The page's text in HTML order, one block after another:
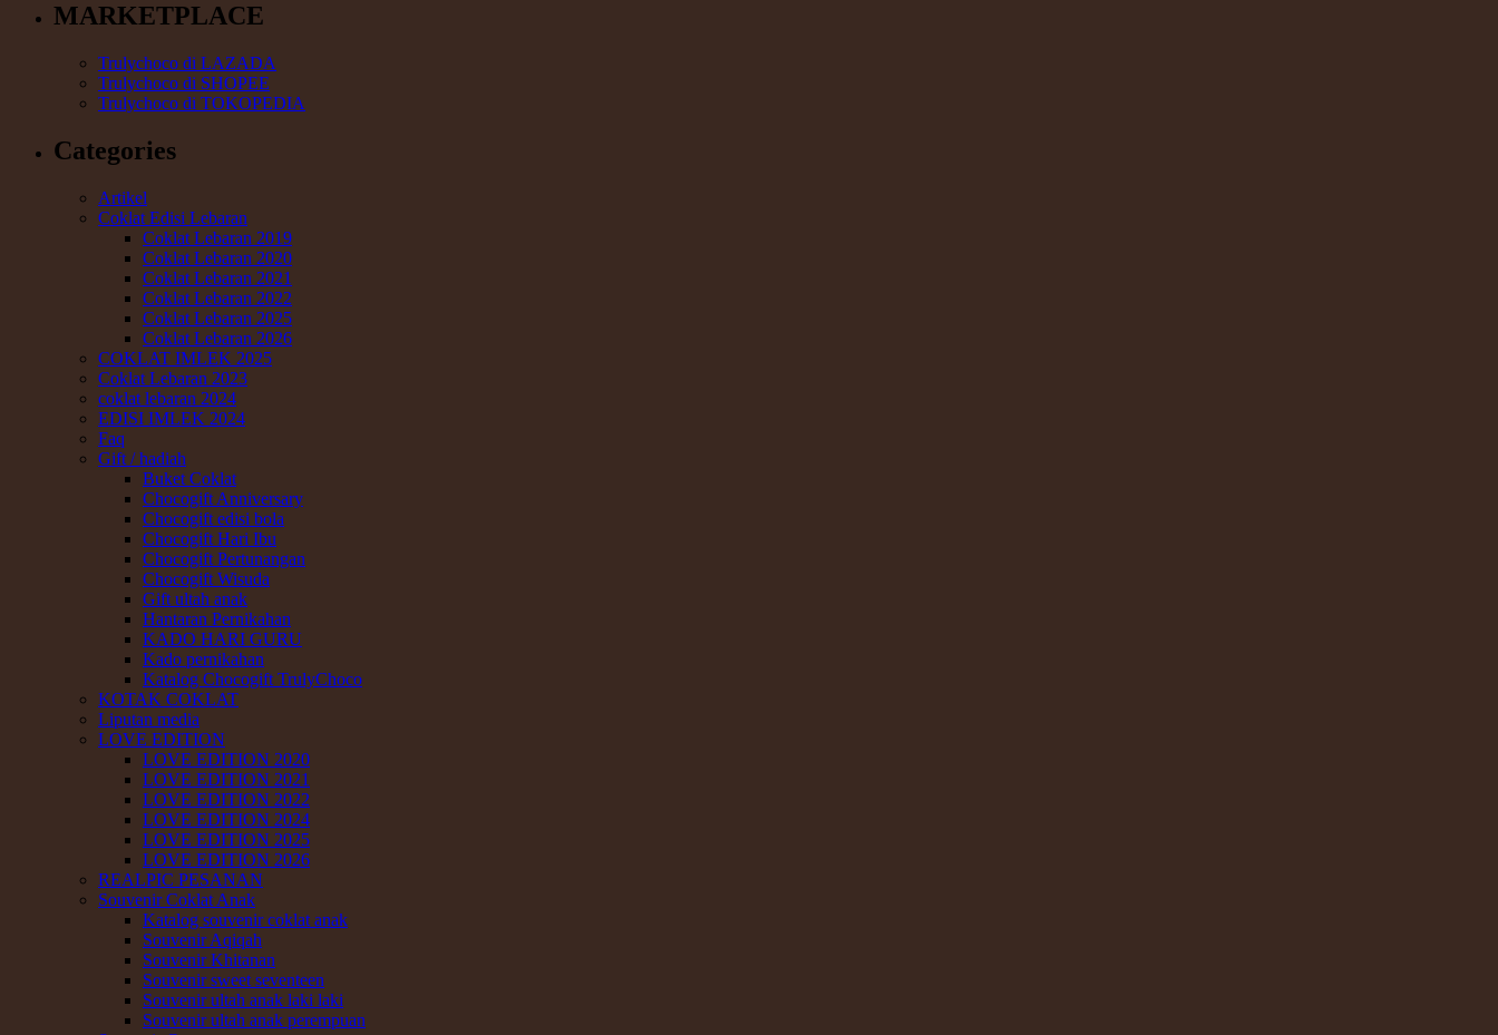
MARKETPLACE
Trulychoco di LAZADA
Trulychoco di SHOPEE
Trulychoco di TOKOPEDIA
Categories
Artikel
Coklat Edisi Lebaran
Coklat Lebaran 2019
Coklat Lebaran 2020
Coklat Lebaran 2021
Coklat Lebaran 2022
Coklat Lebaran 2025
Coklat Lebaran 2026
COKLAT IMLEK 2025
Coklat Lebaran 2023
coklat lebaran 2024
EDISI IMLEK 2024
Faq
Gift / hadiah
Buket Coklat
Chocogift Anniversary
Chocogift edisi bola
Chocogift Hari Ibu
Chocogift Pertunangan
Chocogift Wisuda
Gift ultah anak
Hantaran Pernikahan
KADO HARI GURU
Kado pernikahan
Katalog Chocogift TrulyChoco
KOTAK COKLAT
Liputan media
LOVE EDITION
LOVE EDITION 2020
LOVE EDITION 2021
LOVE EDITION 2022
LOVE EDITION 2024
LOVE EDITION 2025
LOVE EDITION 2026
REALPIC PESANAN
Souvenir Coklat Anak
Katalog souvenir coklat anak
Souvenir Aqiqah
Souvenir Khitanan
Souvenir sweet seventeen
Souvenir ultah anak laki laki
Souvenir ultah anak perempuan